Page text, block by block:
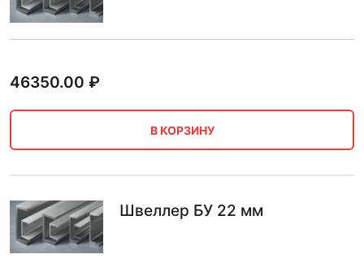
46350.00 ₽
В КОРЗИНУ
Швеллер БУ 22 мм